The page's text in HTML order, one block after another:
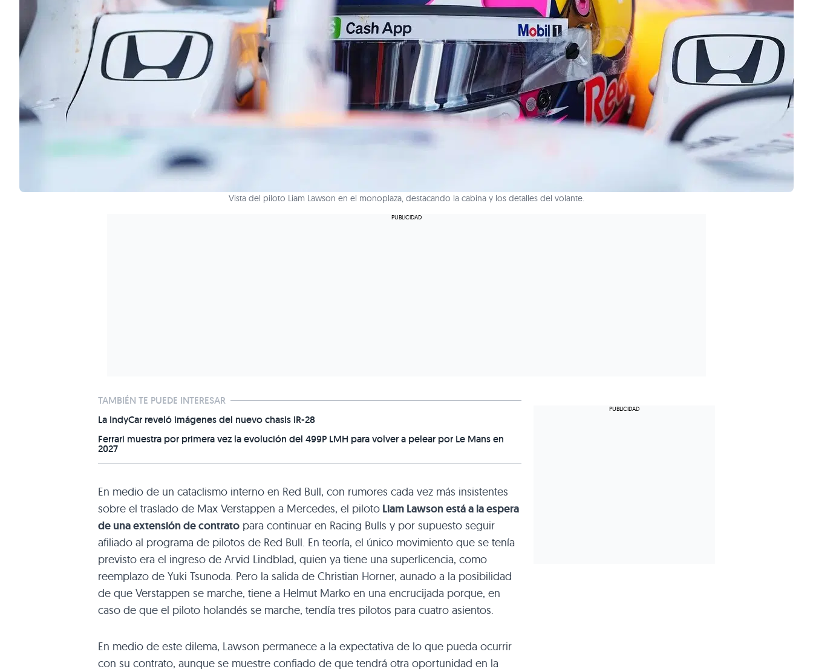
Vista del piloto Liam Lawson en el monoplaza, destacando la cabina y los detalles del volante.
TAMBIÉN TE PUEDE INTERESAR
La IndyCar reveló imágenes del nuevo chasis IR-28
Ferrari muestra por primera vez la evolución del 499P LMH para volver a pelear por Le Mans en
2027
En medio de un cataclismo interno en Red Bull, con rumores cada vez más insistentes
sobre el traslado de Max Verstappen a Mercedes, el piloto Liam Lawson está a la espera
de una extensión de contrato para continuar en Racing Bulls y por supuesto seguir
afiliado al programa de pilotos de Red Bull. En teoría, el único movimiento que se tenía
previsto era el ingreso de Arvid Lindblad, quien ya tiene una superlicencia, como
reemplazo de Yuki Tsunoda. Pero la salida de Christian Horner, aunado a la posibilidad
de que Verstappen se marche, tiene a Helmut Marko en una encrucijada porque, en
caso de que el piloto holandés se marche, tendía tres pilotos para cuatro asientos.
En medio de este dilema, Lawson permanece a la expectativa de lo que pueda ocurrir
con su contrato, aunque se muestre confiado de que tendrá otra oportunidad en la